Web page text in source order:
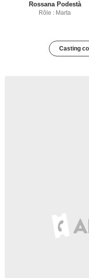
Rossana Podestà
Rôle : Marta
Casting